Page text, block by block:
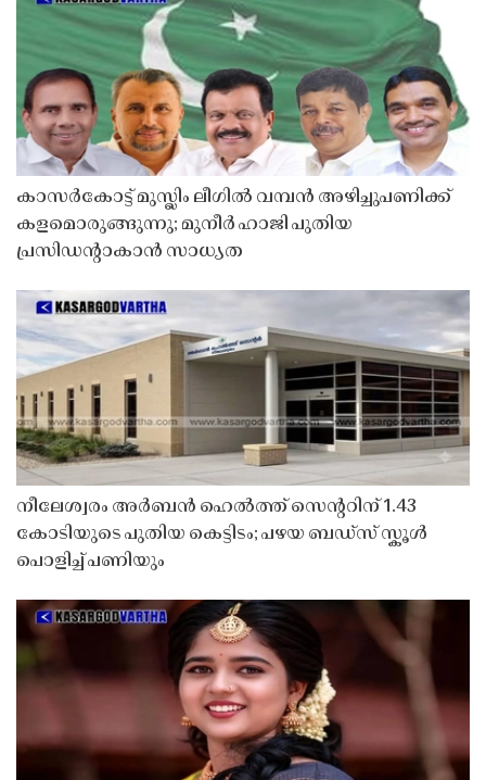
കാസർകോട്ട് മുസ്ലിം ലീഗിൽ വമ്പൻ അഴിച്ചുപണിക്ക്
കളമൊരുങ്ങുന്നു; മുനീർ ഹാജി പുതിയ
പ്രസിഡൻ്റാകാൻ സാധ്യത
നീലേശ്വരം അർബൻ ഹെൽത്ത് സെൻ്ററിന് 1.43
കോടിയുടെ പുതിയ കെട്ടിടം; പഴയ ബഡ്സ് സ്കൂൾ
പൊളിച്ച് പണിയും